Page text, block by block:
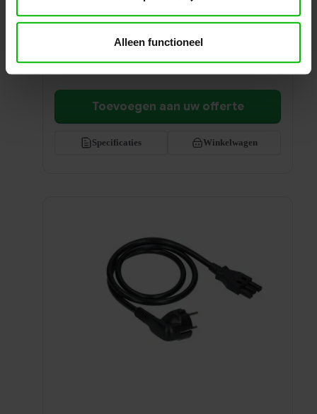
Alleen functioneel
Prijs per stuk €32,89
Specificaties Winkelwagen
Toevoegen aan uw offerte